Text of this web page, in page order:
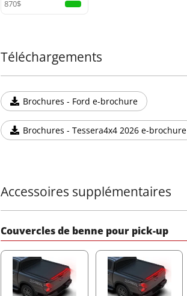
870$
Téléchargements
Brochures - Ford e-brochure
Brochures - Tessera4x4 2026 e-brochure
Accessoires supplémentaires
Couvercles de benne pour pick-up